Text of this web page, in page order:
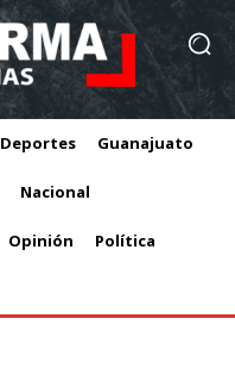
Deportes Guanajuato
Nacional
Opinión Política